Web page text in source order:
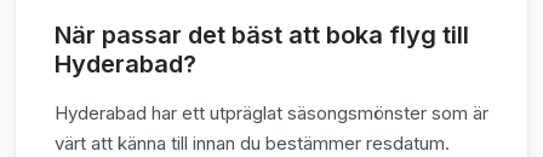
När passar det bäst att boka flyg till
Hyderabad?
Hyderabad har ett utpräglat säsongsmönster som är
värt att känna till innan du bestämmer resdatum.